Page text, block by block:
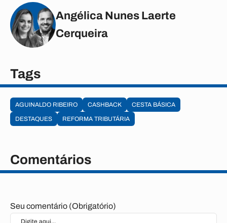
Angélica Nunes Laerte
Cerqueira
Tags
AGUINALDO RIBEIRO CASHBACK
CESTA BÁSICA
DESTAQUES
REFORMA TRIBUTÁRIA
Comentários
Seu comentário (Obrigatório)